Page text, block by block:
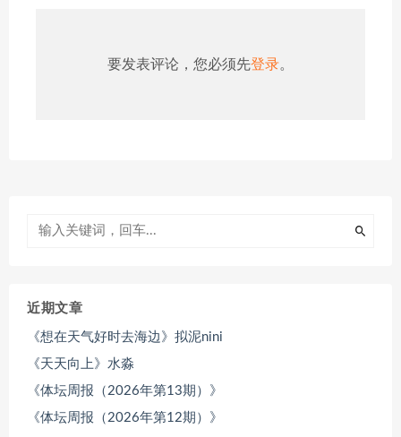
要发表评论，您必须先登录。
近期文章
《想在天气好时去海边》拟泥nini
《天天向上》水淼
《体坛周报（2026年第13期）》
《体坛周报（2026年第12期）》